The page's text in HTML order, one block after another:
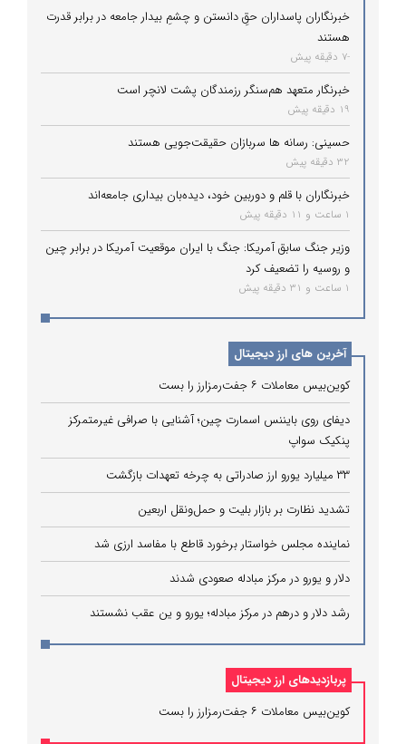
خبرنگاران پاسداران حقِ دانستن و چشمِ بیدار جامعه در برابر قدرت
هستند
-7 دقیقه پیش
خبرنگار متعهد هم‌سنگر رزمندگان پشت لانچر است
19 دقیقه پیش
حسینی: رسانه ها سربازان حقیقت‌جویی هستند
32 دقیقه پیش
خبرنگاران با قلم و دوربین خود، دیده‌بان بیداری جامعه‌اند
1 ساعت و 11 دقیقه پیش
وزیر جنگ سابق آمریکا: جنگ با ایران موقعیت آمریکا در برابر چین
و روسیه را تضعیف کرد
1 ساعت و 31 دقیقه پیش
آخرین های ارز دیجیتال
کوین‌بیس معاملات ۶ جفت‌رمزارز را بست
دیفای روی بایننس اسمارت چین؛ آشنایی با صرافی غیرمتمرکز
پنکیک سواپ
۳۳ میلیارد یورو ارز صادراتی به چرخه تعهدات بازگشت
تشدید نظارت بر بازار بلیت و حمل‌ونقل اربعین
نماینده مجلس خواستار برخورد قاطع با مفاسد ارزی شد
دلار و یورو در مرکز مبادله صعودی شدند
رشد دلار و درهم در مرکز مبادله؛ یورو و ین عقب نشستند
پربازدیدهای ارز دیجیتال
کوین‌بیس معاملات ۶ جفت‌رمزارز را بست